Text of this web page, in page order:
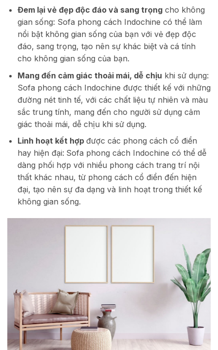
Đem lại vẻ đẹp độc đáo và sang trọngcho không
gian sống: Sofa phong cách Indochine có thể làm
nổi bật không gian sống của bạn với vẻ đẹp độc
đáo, sang trọng, tạo nên sự khác biệt và cá tính
cho không gian sống của bạn.
Mang đến cảm giác thoải mái, dễ chịu khi sử dụng:
Sofa phong cách Indochine được thiết kế với những
đường nét tinh tế, với các chất liệu tự nhiên và màu
sắc trung tính, mang đến cho người sử dụng cảm
giác thoải mái, dễ chịu khi sử dụng.
Linh hoạt kết hợp được các phong cách cổ điển
hay hiện đại: Sofa phong cách Indochine có thể dễ
dàng phối hợp với nhiều phong cách trang trí nội
thất khác nhau, từ phong cách cổ điển đến hiện
đại, tạo nên sự đa dạng và linh hoạt trong thiết kế
không gian sống.